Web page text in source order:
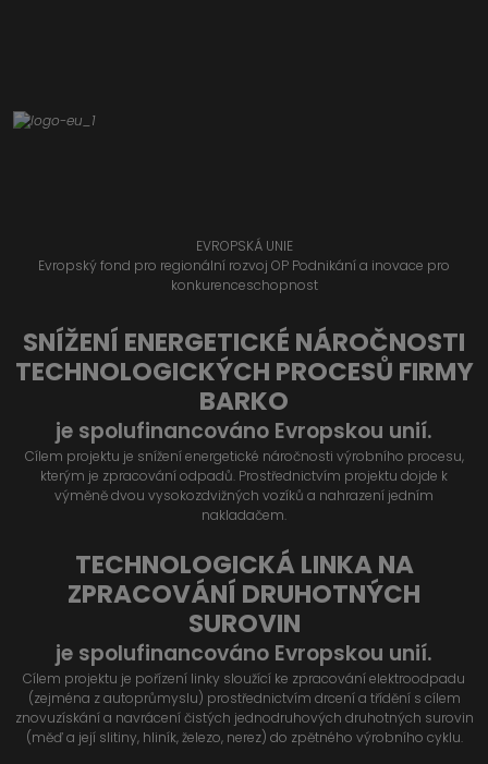
EVROPSKÁ UNIE
Evropský fond pro regionální rozvoj OP Podnikání a inovace pro
konkurenceschopnost
SNÍŽENÍ ENERGETICKÉ NÁROČNOSTI
TECHNOLOGICKÝCH PROCESŮ FIRMY
BARKO
je spolufinancováno Evropskou unií.
Cílem projektu je snížení energetické náročnosti výrobního procesu,
kterým je zpracování odpadů. Prostřednictvím projektu dojde k
výměně dvou vysokozdvižných vozíků a nahrazení jedním
nakladačem.
TECHNOLOGICKÁ LINKA NA
ZPRACOVÁNÍ DRUHOTNÝCH
SUROVIN
je spolufinancováno Evropskou unií.
Cílem projektu je pořízení linky sloužící ke zpracování elektroodpadu
(zejména z autoprůmyslu) prostřednictvím drcení a třídění s cílem
znovuzískání a navrácení čistých jednodruhových druhotných surovin
(měď a její slitiny, hliník, železo, nerez) do zpětného výrobního cyklu.